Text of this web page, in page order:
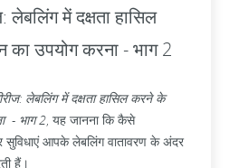
लेबलिंग में दक्षता हासिल
उपयोग करना - भाग 2
लेबलिंग में दक्षता हासिल करने के
- भाग 2, यह जानना कि कैसे
आपके लेबलिंग वातावरण के अंदर
हैं।